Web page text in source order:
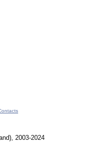
2003-2024